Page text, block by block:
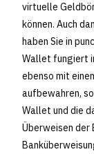
virtuelle
können. Auch
haben Sie in
Wallet fungiert
ebenso mit
aufbewahren,
Wallet und die
Überweisen